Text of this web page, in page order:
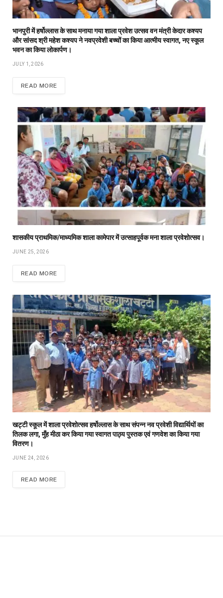
भानपुरी में हर्षोल्लास के साथ मनाया गया शाला प्रवेश उत्सव वन मंत्री केदार कश्यप
और सांसद श्री महेश कश्यप ने नवप्रवेशी बच्चों का किया आत्मीय स्वागत, नए स्कूल
भवन का किया लोकार्पण।
JULY 1, 2026
READ MORE
शासकीय प्राथमिक/माध्यमिक शाला कामेपार में उत्साहपूर्वक मना शाला प्रवेशोत्सव।
JUNE 25, 2026
READ MORE
खट्टी स्कूल में शाला प्रवेशोत्सव हर्षोल्लास के साथ संपन्न नव प्रवेशी विद्यार्थियों का
तिलक लगा, मुँह मीठा कर किया गया स्वागत पाठ्य पुस्तक एवं गणवेश का किया गया
वितरण।
JUNE 24, 2026
READ MORE